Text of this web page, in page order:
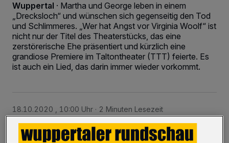
Wuppertal · Martha und George leben in einem
„Drecksloch“ und wünschen sich gegenseitig den Tod
und Schlimmeres. „Wer hat Angst vor Virginia Woolf“ ist
nicht nur der Titel des Theaterstücks, das eine
zerstörerische Ehe präsentiert und kürzlich eine
grandiose Premiere im Taltontheater (TTT) feierte. Es
ist auch ein Lied, das darin immer wieder vorkommt.
18.10.2020 , 10:00 Uhr 2 Minuten Lesezeit